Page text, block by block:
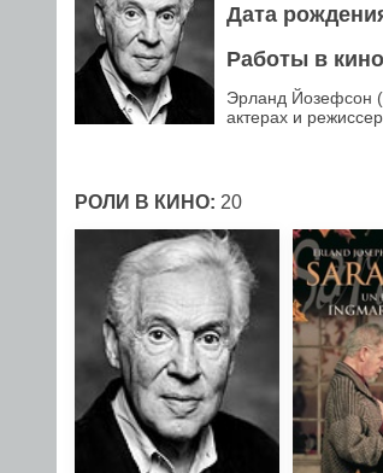
Дата
Работы в
Эрланд Йозефсон
актерах и
РОЛИ В КИНО: 20